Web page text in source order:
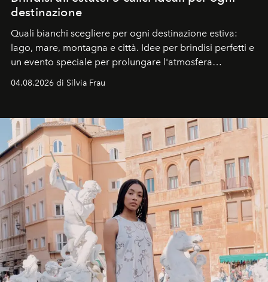
destinazione
Quali bianchi scegliere per ogni destinazione estiva:
lago, mare, montagna e città. Idee per brindisi perfetti e
un evento speciale per prolungare l'atmosfera
04.08.2026 di Silvia Frau